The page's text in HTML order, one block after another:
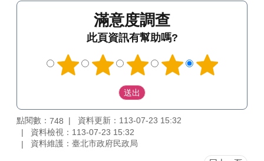
滿意度調查
此頁資訊有幫助嗎?
點閱數： 748
資料更新：113-07-23 15:32
資料檢視：113-07-23 15:32
資料維護：臺北市政府民政局